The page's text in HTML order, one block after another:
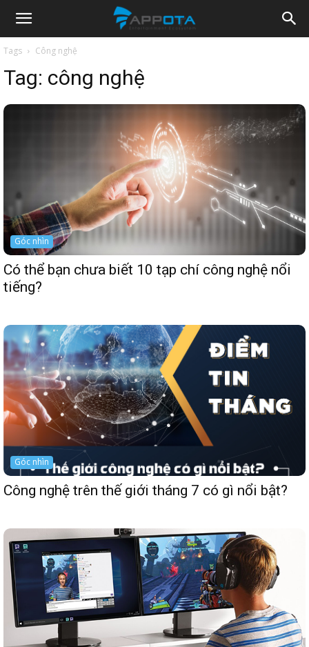
Appota
News
Tags Công nghệ
Tag: công nghệ
Góc nhìn
Có thể bạn chưa biết 10 tạp chí công nghệ nổi
tiếng?
Góc nhìn
Công nghệ trên thế giới tháng 7 có gì nổi bật?